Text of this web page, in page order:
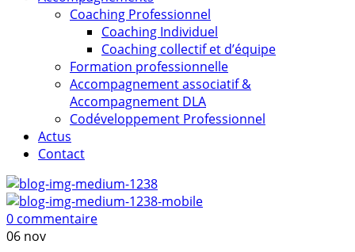
Coaching Professionnel
Coaching Individuel
Coaching collectif et d’équipe
Formation professionnelle
Accompagnement associatif &
Accompagnement DLA
Codéveloppement Professionnel
Actus
Contact
0 commentaire
06 nov